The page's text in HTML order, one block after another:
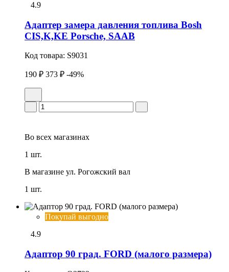
4.9
Адаптер замера давления топлива Bosh
CIS,K,KE Porsche, SAAB
Код товара: S9031
190 ₽ 373 ₽ -49%
Во всех магазинах
1 шт.
В магазине ул. Рогожский вал
1 шт.
Покупай выгодно
4.9
Адаптор 90 град. FORD (малого размера)